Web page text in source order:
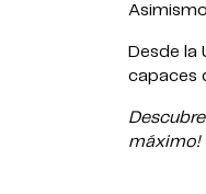
Desde la
capaces
máximo!